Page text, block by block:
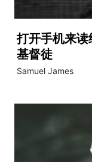
打开手机来
基督徒
Samuel James